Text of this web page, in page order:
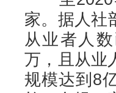
家。据人社
从业者人
万，且从业
规模达到8